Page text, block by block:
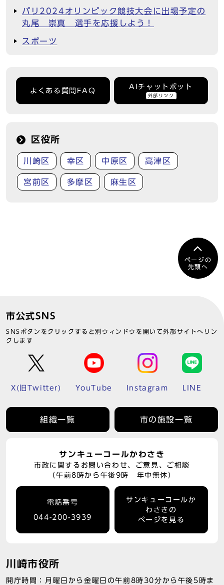
パリ2024オリンピック競技大会に出場予定の
丸尾 崇真 選手を応援しよう！
スポーツ
よくある質問FAQ
AIチャットボット
外部リンク
区役所
川崎区 幸区 中原区 高津区
宮前区 多摩区 麻生区
ページの
先頭へ
市公式SNS
SNSボタンをクリックすると別ウィンドウを開いて外部サイトへリン
クします
X(旧Twitter) YouTube Instagram LINE
組織一覧 市の施設一覧
サンキューコールかわさき
市政に関するお問い合わせ、ご意見、ご相談
（午前8時から午後9時 年中無休）
電話番号
044-200-3939
サンキューコールか
わさきの
ページを見る
川崎市役所
開庁時間：月曜日から金曜日の午前8時30分から午後5時ま